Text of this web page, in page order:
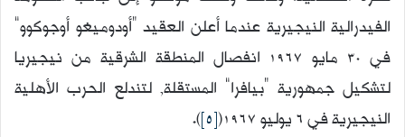
الفيدرالية النيجيرية عندما أعلن العقيد “أودوميغو أوجوكوو”
في 30 مايو 1967 انفصال المنطقة الشرقية من نيجيريا
لتشكيل جمهورية “بيافرا” المستقلة, لتندلع الحرب الأهلية
النيجيرية في 6 يوليو 1967(
[5]
).